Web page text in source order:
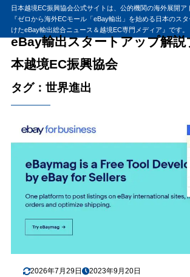
日本越境EC振興協会公式サイトは、公的機関の海外展開ア
『ゼロから海外ECモール「eBay輸出」を始める日本のス
けたeBay輸出総合ニュース＆越境EC専門メディア』です。
eBay輸出スタートアップ解説
本越境EC振興協会
タグ：世界進出
2026年7月29日 2023年9月20日